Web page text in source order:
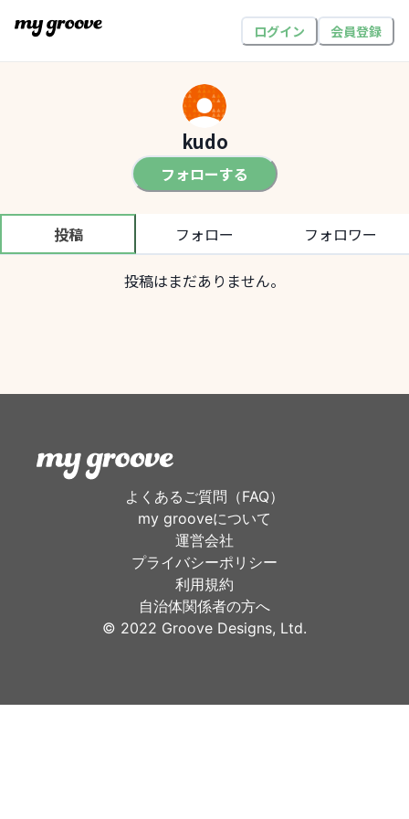
ログイン 会員登録
kudo
フォローする
投稿 フォロー フォロワー
投稿はまだありません。
よくあるご質問（FAQ）
my grooveについて
運営会社
プライバシーポリシー
利用規約
自治体関係者の方へ
©︎ 2022 Groove Designs, Ltd.